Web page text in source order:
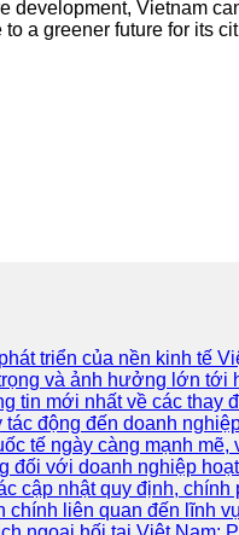
development, Vietnam
a greener future for its
triển của nền kinh tế
và ảnh hưởng lớn
tin mới nhất về các thay
động đến doanh
tế ngày càng mạnh
đối với doanh nghiệp
cập nhật quy định,
chính liên quan đến lĩnh